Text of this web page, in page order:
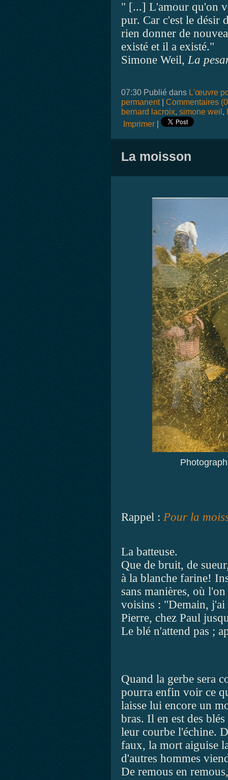
" [...] L'amour qu'on
pur. Car c'est le désir
rien donner de
existé et il a existé."
Simone Weil,La
07:30 Publié dans L'œuvre
permanent| Commentaires
bernard lacroix, simone weil ,
Imprimer|
La moisson
Rappel : Pour la
La batteuse.
Que de bruit, de
à la blanche farine!
sans manières, où
voisins : "Demain, j'ai
Pierre, chez Paul
Le blé n'attend pas ;
Quand la gerbe sera
pourra enfin voir ce
laisse lui encore un
bras. Il en est des
leur courbe l'échine.
faux, la mort aiguise
d'autres hommes
De remous en